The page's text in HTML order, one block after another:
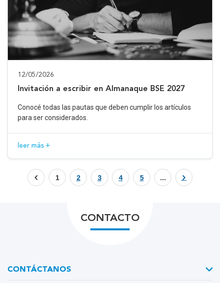
12/05/2026
Invitación a escribir en Almanaque BSE 2027
Conocé todas las pautas que deben cumplir los artículos
para ser considerados.
leer más +
1 2 3 4 5 ...
CONTACTO
CONTÁCTANOS